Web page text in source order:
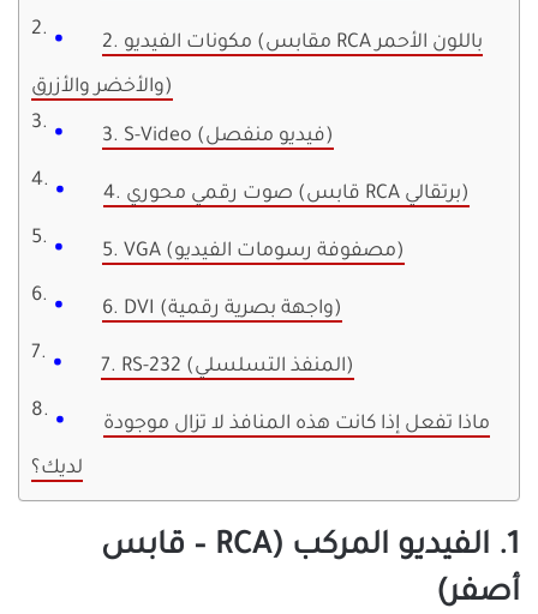
2. مكونات الفيديو (مقابس RCA باللون الأحمر
والأخضر والأزرق)
3. S-Video (فيديو منفصل)
4. صوت رقمي محوري (قابس RCA برتقالي)
5. VGA (مصفوفة رسومات الفيديو)
6. DVI (واجهة بصرية رقمية)
7. RS-232 (المنفذ التسلسلي)
ماذا تفعل إذا كانت هذه المنافذ لا تزال موجودة
لديك؟
1. الفيديو المركب (RCA – قابس
أصفر)